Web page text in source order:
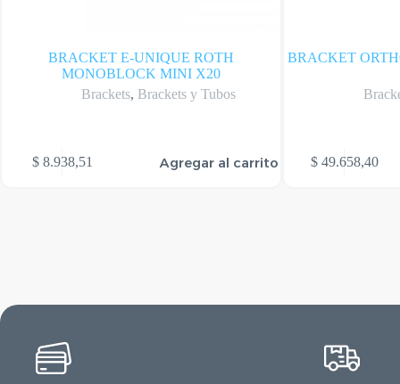
BRACKET E-UNIQUE ROTH
MONOBLOCK MINI X20
Brackets, Brackets y Tubos
$8.938,51 Agregar al carrito
BRACKET
$49.658,40